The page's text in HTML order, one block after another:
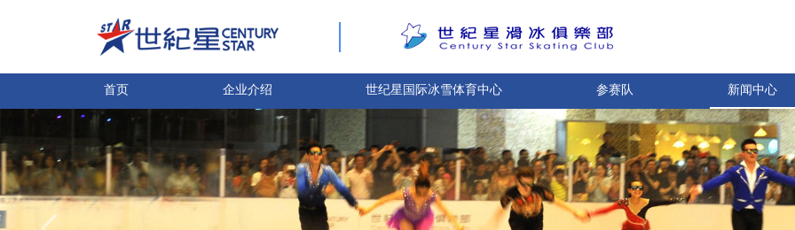
首页 企业介绍 世纪星国际冰雪体育中心 参赛队 新闻中心